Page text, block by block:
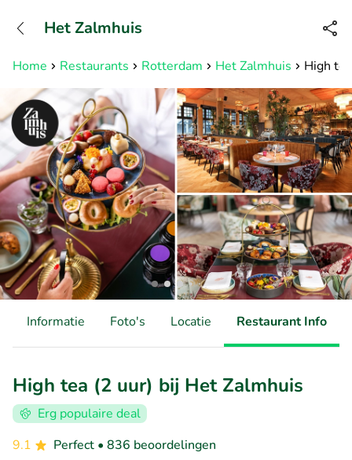
Bereikbaar tot 23:00 uur
Home Restaurants Rotterdam Het Zalmhuis High
Het Zalmhuis
Informatie Foto's Locatie Restaurant Info
High tea (2 uur) bij Het Zalmhuis
Erg populaire deal
9.1
Perfect • 836 beoordelingen